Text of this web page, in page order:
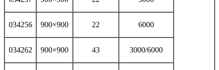
034256 900×900 22 6000
034262 900×900 43 3000/6000